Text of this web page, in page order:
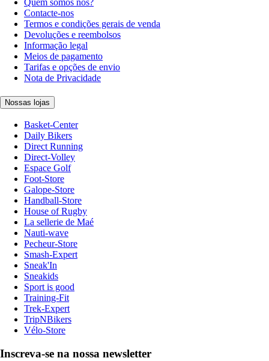
Contacte-nos
Termos e condições gerais de venda
Devoluções e reembolsos
Informação legal
Meios de pagamento
Tarifas e opções de envio
Nota de Privacidade
Nossas lojas
Basket-Center
Daily Bikers
Direct Running
Direct-Volley
Espace Golf
Foot-Store
Galope-Store
Handball-Store
House of Rugby
La sellerie de Maé
Nauti-wave
Pecheur-Store
Smash-Expert
Sneak'In
Sneakids
Sport is good
Training-Fit
Trek-Expert
TripNBikers
Vélo-Store
Inscreva-se na nossa newsletter